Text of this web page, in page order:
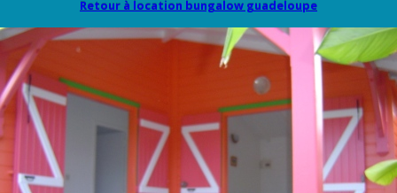
Retour à location bungalow guadeloupe